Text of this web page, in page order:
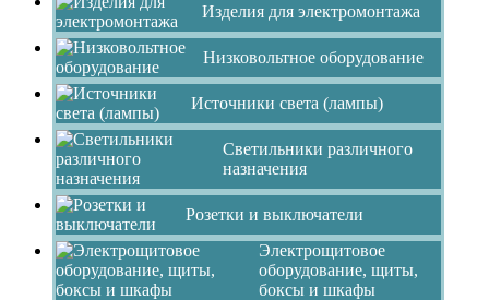
Изделия для электромонтажа
Низковольтное оборудование
Источники света (лампы)
Светильники различного
назначения
Розетки и выключатели
Электрощитовое
оборудование, щиты,
боксы и шкафы